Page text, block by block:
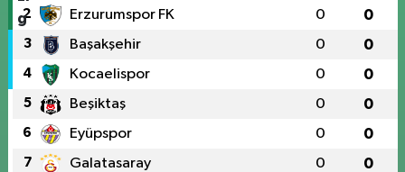
2 Erzurumspor FK 0 0
3 Başakşehir 0 0
4 Kocaelispor 0 0
5 Beşiktaş 0 0
6 Eyüpspor 0 0
7 Galatasaray 0 0